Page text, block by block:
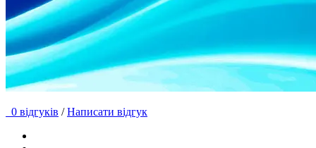
0 відгуків / Написати відгук